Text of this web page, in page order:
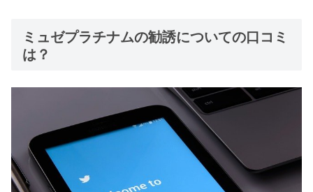
ミュゼプラチナムの勧誘についての口コミ
は？